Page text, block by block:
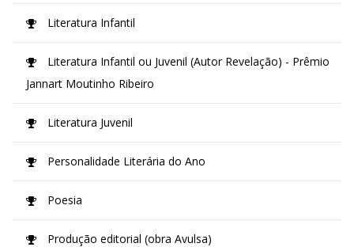
Literatura Infantil
Literatura Infantil ou Juvenil (Autor Revelação) - Prêmio
Jannart Moutinho Ribeiro
Literatura Juvenil
Personalidade Literária do Ano
Poesia
Produção editorial (obra Avulsa)